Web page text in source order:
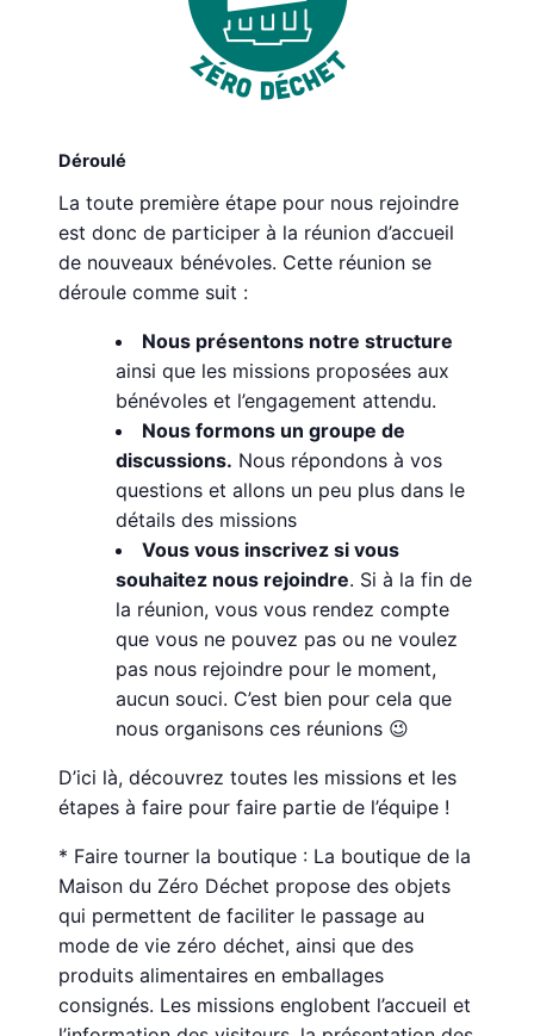
Déroulé
La toute première étape pour nous rejoindre
est donc de participer à la réunion d’accueil
de nouveaux bénévoles. Cette réunion se
déroule comme suit :
Nous présentons notre structure
ainsi que les missions proposées aux
bénévoles et l’engagement attendu.
Nous formons un groupe de
discussions. Nous répondons à vos
questions et allons un peu plus dans le
détails des missions
Vous vous inscrivez si vous
souhaitez nous rejoindre. Si à la fin de
la réunion, vous vous rendez compte
que vous ne pouvez pas ou ne voulez
pas nous rejoindre pour le moment,
aucun souci. C’est bien pour cela que
nous organisons ces réunions 😉
D’ici là, découvrez toutes les missions et les
étapes à faire pour faire partie de l’équipe !
* Faire tourner la boutique : La boutique de la
Maison du Zéro Déchet propose des objets
qui permettent de faciliter le passage au
mode de vie zéro déchet, ainsi que des
produits alimentaires en emballages
consignés. Les missions englobent l’accueil et